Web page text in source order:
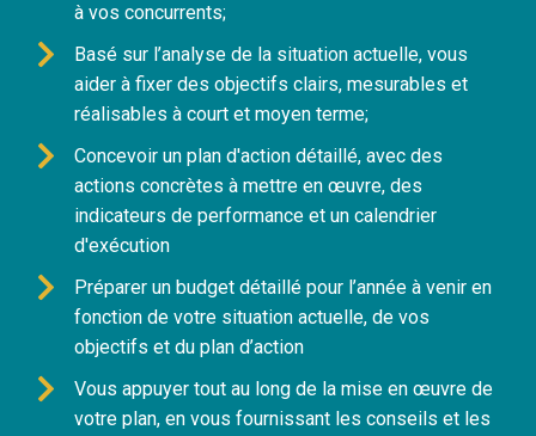
à vos concurrents;
Basé sur l’analyse de la situation actuelle, vous
aider à fixer des objectifs clairs, mesurables et
réalisables à court et moyen terme;
Concevoir un plan d'action détaillé, avec des
actions concrètes à mettre en œuvre, des
indicateurs de performance et un calendrier
d'exécution
Préparer un budget détaillé pour l’année à venir en
fonction de votre situation actuelle, de vos
objectifs et du plan d’action
Vous appuyer tout au long de la mise en œuvre de
votre plan, en vous fournissant les conseils et les